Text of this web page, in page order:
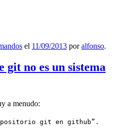
el 11/09/2013 poralfonso.
git no es un sistema
a menudo:
git en github”.